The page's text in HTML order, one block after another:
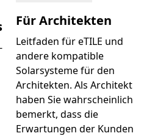
Für Architekten
Leitfaden für eTILE und
andere kompatible
Solarsysteme für den
Architekten. Als Architekt
haben Sie wahrscheinlich
bemerkt, dass die
Erwartungen der Kunden